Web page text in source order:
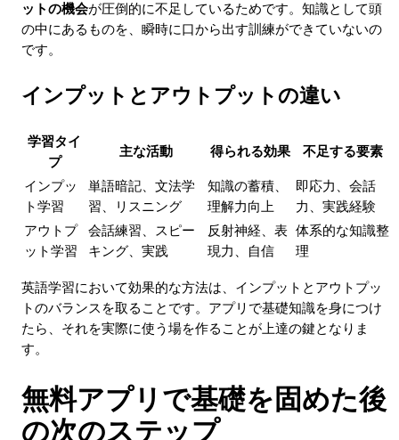
ットの機会が圧倒的に不足しているためです。知識として頭
の中にあるものを、瞬時に口から出す訓練ができていないの
です。
インプットとアウトプットの違い
学習タイ
プ
主な活動 得られる効果 不足する要素
インプッ
ト学習
単語暗記、文法学
習、リスニング
知識の蓄積、
理解力向上
即応力、会話
力、実践経験
アウトプ
ット学習
会話練習、スピー
キング、実践
反射神経、表
現力、自信
体系的な知識整
理
英語学習において効果的な方法は、インプットとアウトプッ
トのバランスを取ることです。アプリで基礎知識を身につけ
たら、それを実際に使う場を作ることが上達の鍵となりま
す。
無料アプリで基礎を固めた後
の次のステップ